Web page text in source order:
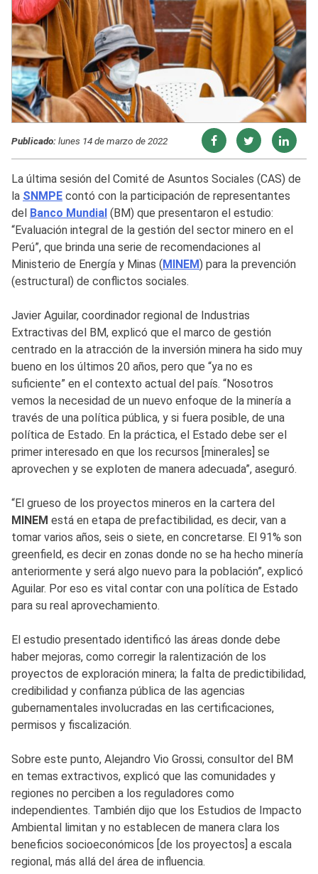
Publicado:lunes 14 de marzo de 2022
La última sesión del Comité de Asuntos Sociales (CAS) de
la SNMPE contó con la participación de representantes
del Banco Mundial (BM) que presentaron el estudio:
“Evaluación integral de la gestión del sector minero en el
Perú”, que brinda una serie de recomendaciones al
Ministerio de Energía y Minas (MINEM) para la prevención
(estructural) de conflictos sociales.
Javier Aguilar, coordinador regional de Industrias
Extractivas del BM, explicó que el marco de gestión
centrado en la atracción de la inversión minera ha sido muy
bueno en los últimos 20 años, pero que “ya no es
suficiente” en el contexto actual del país. “Nosotros
vemos la necesidad de un nuevo enfoque de la minería a
través de una política pública, y si fuera posible, de una
política de Estado. En la práctica, el Estado debe ser el
primer interesado en que los recursos [minerales] se
aprovechen y se exploten de manera adecuada”, aseguró.
“El grueso de los proyectos mineros en la cartera del
MINEM está en etapa de prefactibilidad, es decir, van a
tomar varios años, seis o siete, en concretarse. El 91% son
greenfield, es decir en zonas donde no se ha hecho minería
anteriormente y será algo nuevo para la población”, explicó
Aguilar. Por eso es vital contar con una política de Estado
para su real aprovechamiento.
El estudio presentado identificó las áreas donde debe
haber mejoras, como corregir la ralentización de los
proyectos de exploración minera; la falta de predictibilidad,
credibilidad y confianza pública de las agencias
gubernamentales involucradas en las certificaciones,
permisos y fiscalización.
Sobre este punto, Alejandro Vio Grossi, consultor del BM
en temas extractivos, explicó que las comunidades y
regiones no perciben a los reguladores como
independientes. También dijo que los Estudios de Impacto
Ambiental limitan y no establecen de manera clara los
beneficios socioeconómicos [de los proyectos] a escala
regional, más allá del área de influencia.